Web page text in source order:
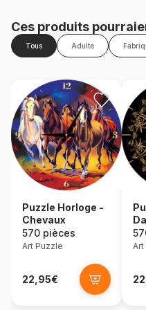
Ces produits
Tous Adulte
Puzzle Horloge -
Chevaux
570 pièces
Art Puzzle
22,95€
Art